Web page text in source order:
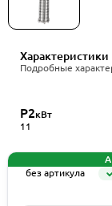
Характеристики
Подробные
P2кВт
11
без артикула